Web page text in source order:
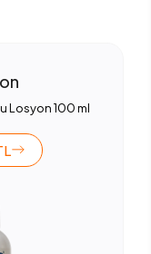
Losyon 100 ml